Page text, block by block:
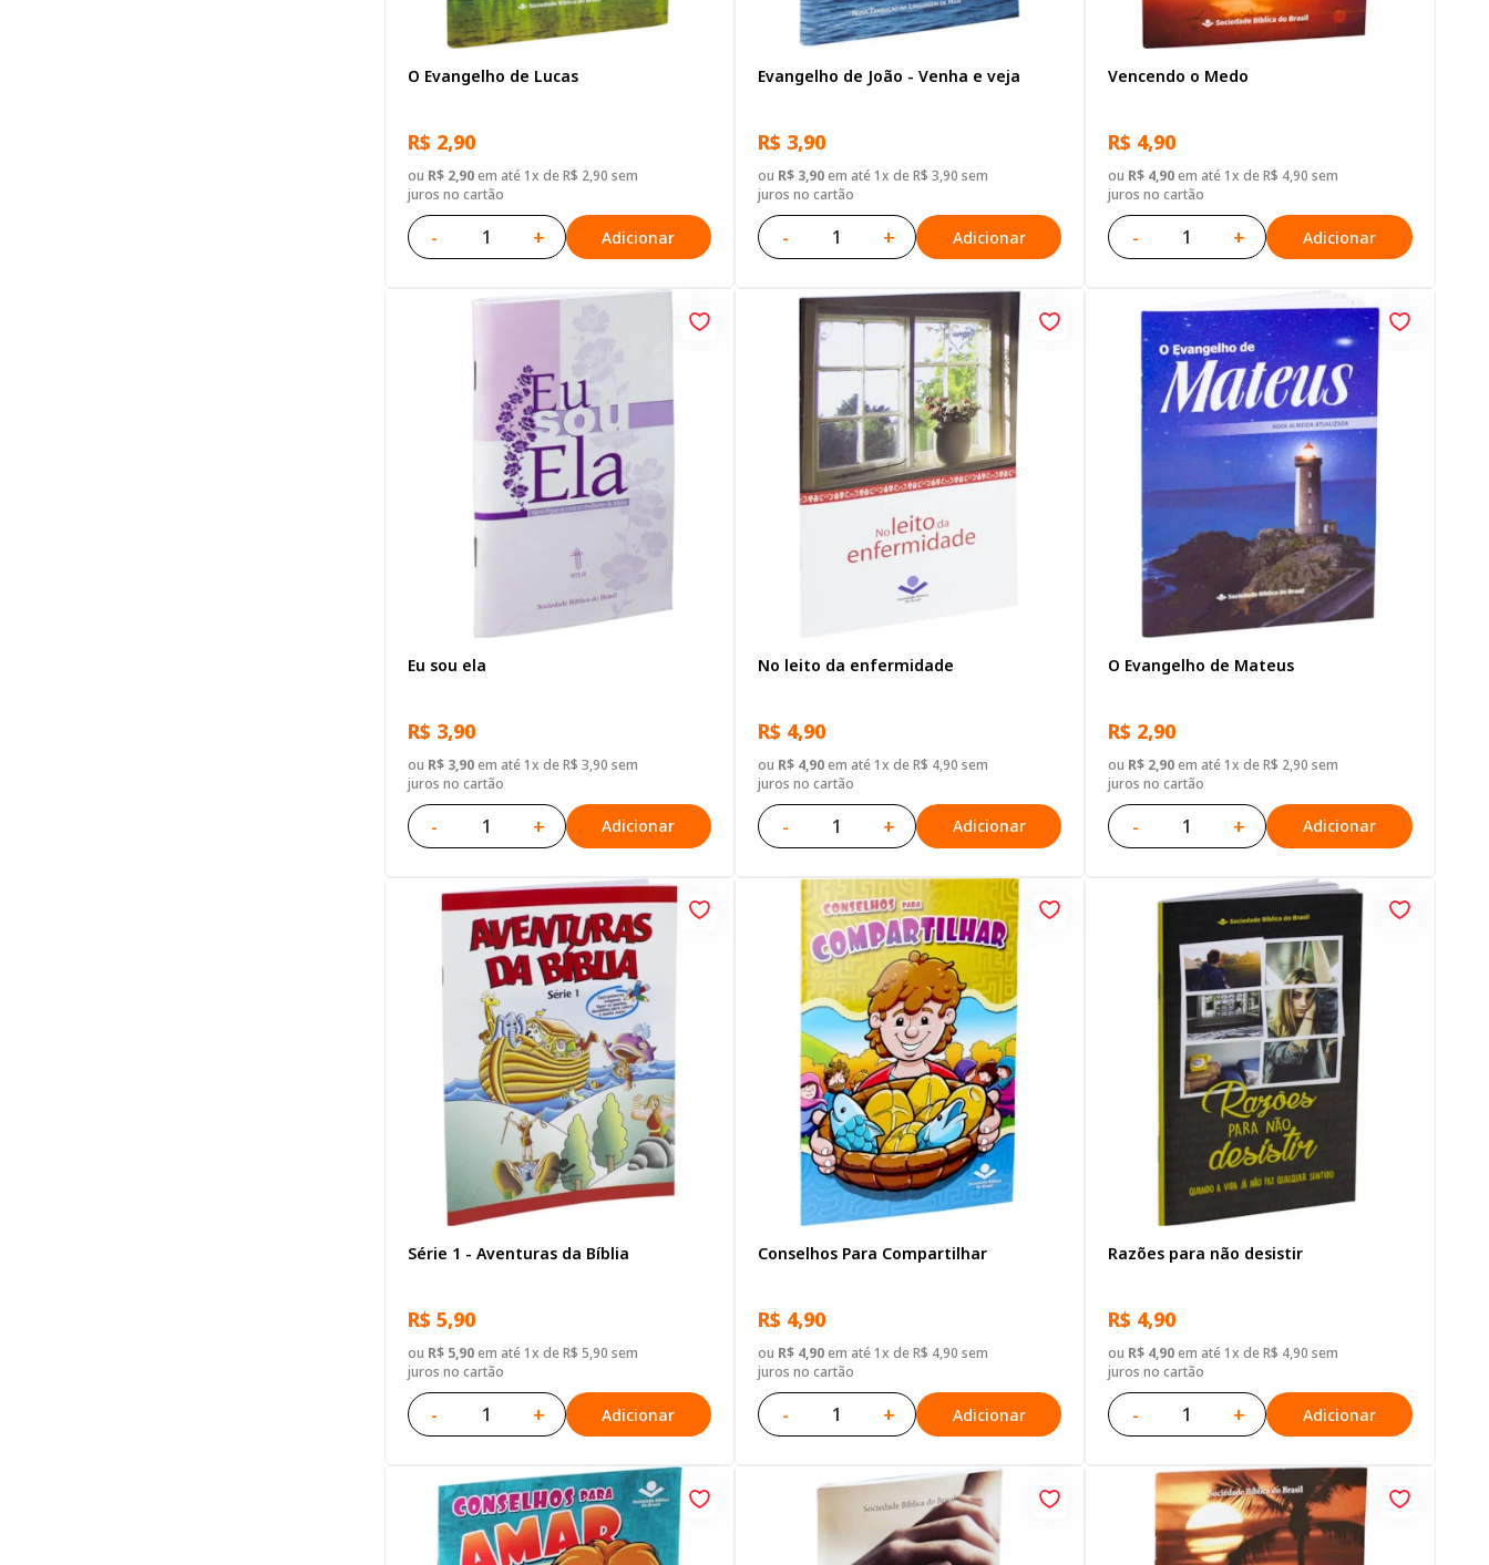
O Evangelho de Lucas
R$ 2,90
ou R$ 2,90em até 1x de R$ 2,90 sem
juros no cartão
- + Adicionar
Evangelho de João - Venha e veja
R$ 3,90
ou R$ 3,90em até 1x de R$ 3,90 sem
juros no cartão
- + Adicionar
Vencendo o Medo
R$ 4,90
ou R$ 4,90em até 1x de R$ 4,90 sem
juros no cartão
- + Adicionar
Eu sou ela
R$ 3,90
ou R$ 3,90em até 1x de R$ 3,90 sem
juros no cartão
- + Adicionar
No leito da enfermidade
R$ 4,90
ou R$ 4,90em até 1x de R$ 4,90 sem
juros no cartão
- + Adicionar
O Evangelho de Mateus
R$ 2,90
ou R$ 2,90em até 1x de R$ 2,90 sem
juros no cartão
- + Adicionar
Série 1 - Aventuras da Bíblia
R$ 5,90
ou R$ 5,90em até 1x de R$ 5,90 sem
juros no cartão
- + Adicionar
Conselhos Para Compartilhar
R$ 4,90
ou R$ 4,90em até 1x de R$ 4,90 sem
juros no cartão
- + Adicionar
Razões para não desistir
R$ 4,90
ou R$ 4,90em até 1x de R$ 4,90 sem
juros no cartão
- + Adicionar